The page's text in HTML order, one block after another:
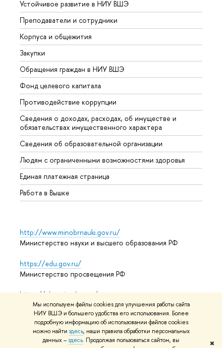
Мы используем файлы cookies для улучшения работы сайта
НИУ ВШЭ и большего удобства его использования. Более
подробную информацию об использовании файлов cookies
можно найти здесь, наши правила обработки персональных
данных –здесь. Продолжая пользоваться сайтом, вы
✖
Устойчивое развитие в НИУ ВШЭ
Преподаватели и сотрудники
Корпуса и общежития
Закупки
Обращения граждан в НИУ ВШЭ
Фонд целевого капитала
Противодействие коррупции
Сведения о доходах, расходах, об имуществе и
обязательствах имущественного характера
Сведения об образовательной организации
Людям с ограниченными возможностями здоровья
Единая платежная страница
Работа в Вышке
http://www.minobrnauki.gov.ru/
Министерство науки и высшего образования РФ
https://edu.gov.ru/
Министерство просвещения РФ
https://elearning.hse.ru/mooc
Массовые открытые онлайн-курсы
© НИУ ВШЭ 1993–2026 Адреса и контактыУсловия